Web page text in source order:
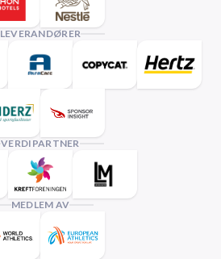
LEVERANDØRER
VERDIPARTNER
MEDLEM AV